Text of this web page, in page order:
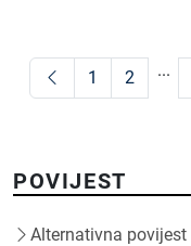
1 2 ...
POVIJEST
Alternativna povijest